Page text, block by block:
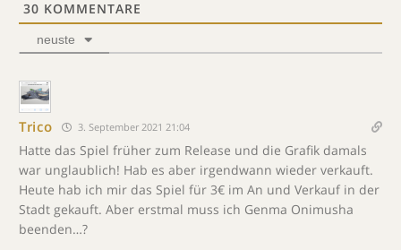
30 KOMMENTARE
neuste
Trico 3. September 2021 21:04
Hatte das Spiel früher zum Release und die Grafik damals
war unglaublich! Hab es aber irgendwann wieder verkauft.
Heute hab ich mir das Spiel für 3€ im An und Verkauf in der
Stadt gekauft. Aber erstmal muss ich Genma Onimusha
beenden…?